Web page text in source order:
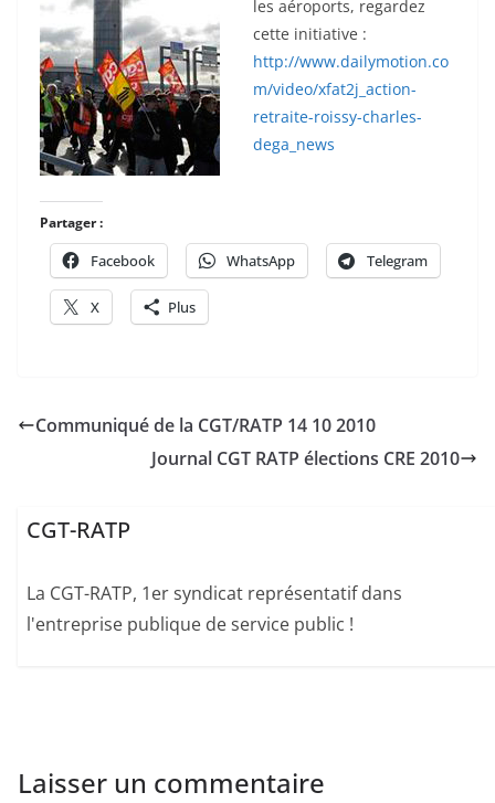
les aéroports, regardez
cette initiative :
http://www.dailymotion.co
m/video/xfat2j_action-
retraite-roissy-charles-
dega_news
Partager :
Facebook WhatsApp Telegram
X Plus
Communiqué de la CGT/RATP 14 10 2010
Journal CGT RATP élections CRE 2010
CGT-RATP
La CGT-RATP, 1er syndicat représentatif dans
l'entreprise publique de service public !
Laisser un commentaire